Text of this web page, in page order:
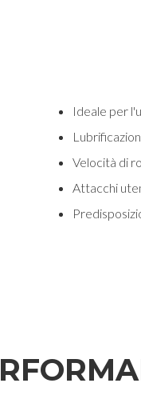
Ideale per
Velocità di
Attacchi